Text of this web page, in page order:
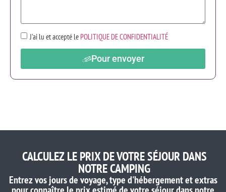
J'ai lu et accepté le POLITIQUE DE CONFIDENTIALITÉ
Pour envoyer
CALCULEZ LE PRIX DE VOTRE SÉJOUR DANS
NOTRE CAMPING
Entrez vos jours de voyage, type d'hébergement et extras